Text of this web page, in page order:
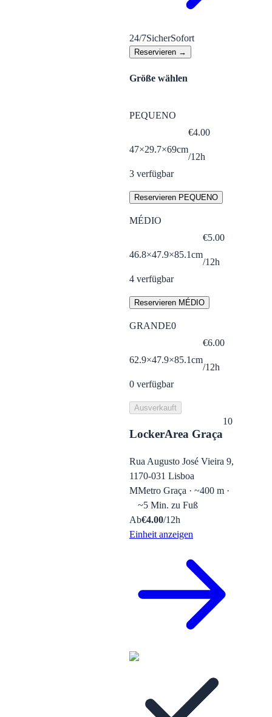
24/7SicherSofort
Reservieren →
Größe wählen
PEQUENO
47×29.7×69cm
3 verfügbar
€4.00
/12h
Reservieren PEQUENO
MÉDIO
46.8×47.9×85.1cm
4 verfügbar
€5.00
/12h
Reservieren MÉDIO
GRANDE0
62.9×47.9×85.1cm
0 verfügbar
€6.00
/12h
Ausverkauft
LockerArea Graça
10
Rua Augusto José Vieira 9,
1170-031 Lisboa
MMetro Graça · ~400 m ·
~5 Min. zu Fuß
Ab€4.00/12h
Einheit anzeigen